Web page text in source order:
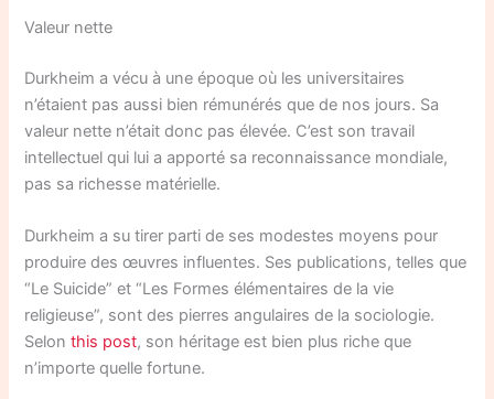
Valeur nette
Durkheim a vécu à une époque où les universitaires
n’étaient pas aussi bien rémunérés que de nos jours. Sa
valeur nette n’était donc pas élevée. C’est son travail
intellectuel qui lui a apporté sa reconnaissance mondiale,
pas sa richesse matérielle.
Durkheim a su tirer parti de ses modestes moyens pour
produire des œuvres influentes. Ses publications, telles que
“Le Suicide” et “Les Formes élémentaires de la vie
religieuse”, sont des pierres angulaires de la sociologie.
Selonthis post, son héritage est bien plus riche que
n’importe quelle fortune.